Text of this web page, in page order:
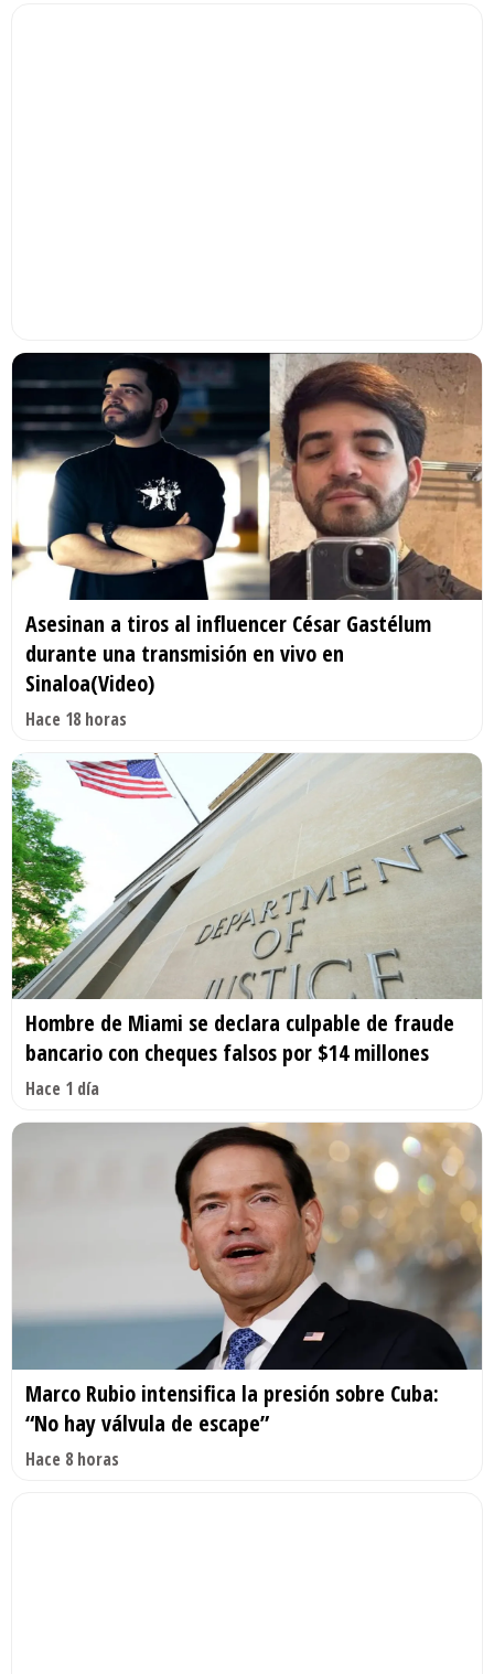
Asesinan a tiros al influencer César Gastélum
durante una transmisión en vivo en
Sinaloa(Video)
Hace 18 horas
Hombre de Miami se declara culpable de fraude
bancario con cheques falsos por $14 millones
Hace 1 día
Marco Rubio intensifica la presión sobre Cuba:
“No hay válvula de escape”
Hace 8 horas